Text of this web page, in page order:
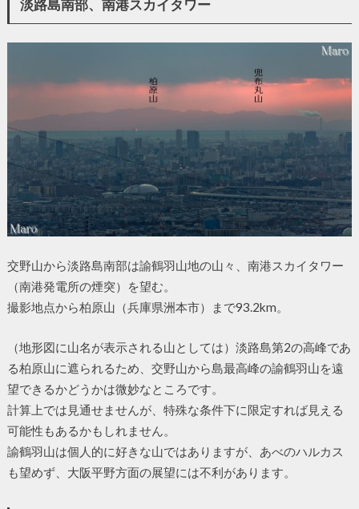
淡路島南部、南港スカイタワー
交野山から淡路島南部は諭鶴羽山地の山々、南港スカイタワー
（南港発電所の煙突）を望む。
撮影地点から柏原山（兵庫県洲本市）まで93.2km。
（地形図に山名が表示される山としては）淡路島第2の高峰であ
る柏原山に遮られるため、交野山から島最高峰の諭鶴羽山を遠
望できるかどうかは微妙なところです。
計算上では見通せませんが、特殊な条件下に限定すれば見える
可能性もあるかもしれません。
諭鶴羽山は個人的に好きな山ではありますが、あべのハルカス
も望めず、大阪平野方面の展望には不利があります。